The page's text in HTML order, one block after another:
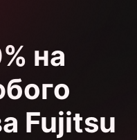
на
Fujitsu